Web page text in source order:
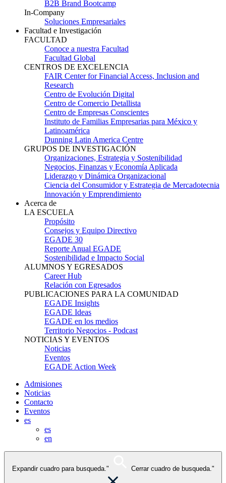
B2B Brand Bootcamp
In-Company
Soluciones Empresariales
Facultad e Investigación
FACULTAD
Conoce a nuestra Facultad
Facultad Global
CENTROS DE EXCELENCIA
FAIR Center for Financial Access, Inclusion and
Research
Centro de Evolución Digital
Centro de Comercio Detallista
Centro de Empresas Conscientes
Instituto de Familias Empresarias para México y
Latinoamérica
Dunning Latin America Centre
GRUPOS DE INVESTIGACIÓN
Organizaciones, Estrategia y Sostenibilidad
Negocios, Finanzas y Economía Aplicada
Liderazgo y Dinámica Organizacional
Ciencia del Consumidor y Estrategia de Mercadotecnia
Innovación y Emprendimiento
Acerca de
LA ESCUELA
Propósito
Consejos y Equipo Directivo
EGADE 30
Reporte Anual EGADE
Sostenibilidad e Impacto Social
ALUMNOS Y EGRESADOS
Career Hub
Relación con Egresados
PUBLICACIONES PARA LA COMUNIDAD
EGADE Insights
EGADE Ideas
EGADE en los medios
Territorio Negocios - Podcast
NOTICIAS Y EVENTOS
Noticias
Eventos
EGADE Action Week
Admisiones
Noticias
Contacto
Eventos
es
es
en
Expandir cuadro para busqueda." Cerrar cuadro de busqueda."